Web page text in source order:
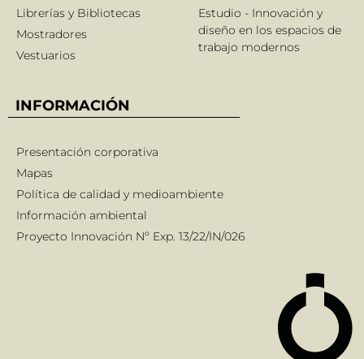
Librerías y Bibliotecas
Mostradores
Vestuarios
Estudio - Innovación y
diseño en los espacios de
trabajo modernos
INFORMACIÓN
Presentación corporativa
Mapas
Política de calidad y medioambiente
Información ambiental
Proyecto Innovación Nº Exp. 13/22/IN/026